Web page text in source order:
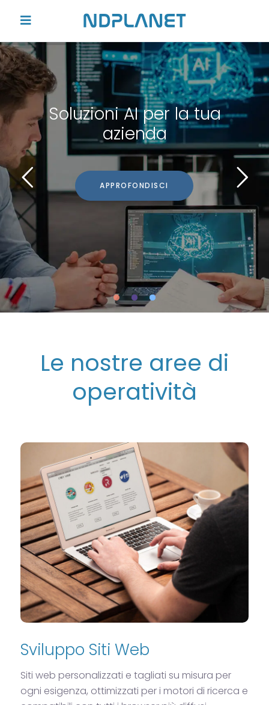
APPROFONDISCI
Soluzioni AI per la tua
azienda
Le nostre aree di
operatività
Sviluppo Siti Web
Siti web personalizzati e tagliati su misura per
ogni esigenza, ottimizzati per i motori di ricerca e